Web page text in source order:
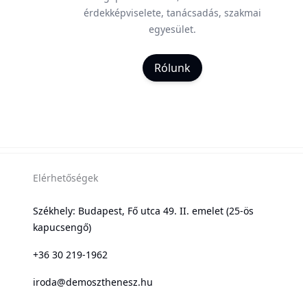
érdekképviselete, tanácsadás, szakmai
egyesület.
Rólunk
Elérhetőségek
Székhely: Budapest, Fő utca 49. II. emelet (25-ös
kapucsengő)
+36 30 219-1962
iroda@demoszthenesz.hu